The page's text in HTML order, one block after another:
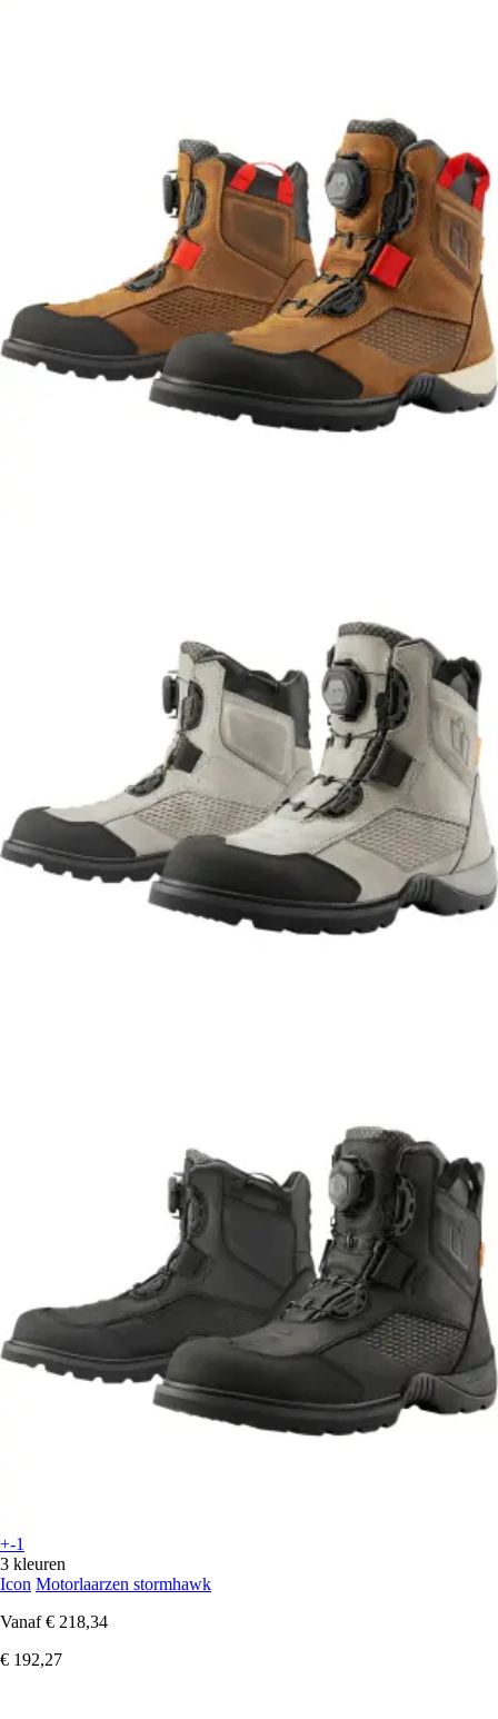
+-1
3 kleuren
Icon Motorlaarzen stormhawk
Vanaf € 218,34
€ 192,27